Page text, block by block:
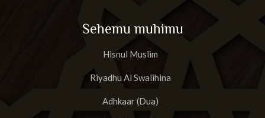
Sehemu muhimu
Hisnul Muslim
Riyadhu Al Swalihina
Adhkaar (Dua)